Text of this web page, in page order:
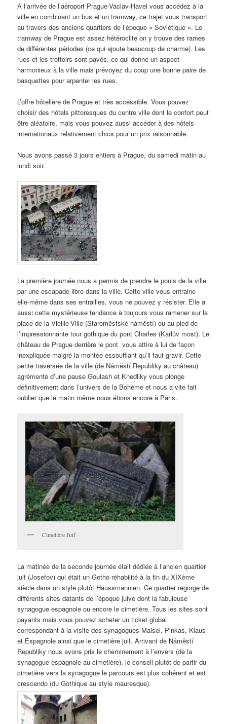
A l’arrivée de l’aéroport Prague-Václav-Havel vous accédez à la
ville en combinant un bus et un tramway, ce trajet vous transport
au travers des anciens quartiers de l’époque « Soviétique ». Le
tramway de Prague est assez hétéroclite on y trouve des rames
de différentes périodes (ce qui ajoute beaucoup de charme). Les
rues et les trottoirs sont pavés, ce qui donne un aspect
harmonieux à la ville mais prévoyez du coup une bonne paire de
basquettes pour arpenter les rues.
L’offre hôtelière de Prague et très accessible. Vous pouvez
choisir des hôtels pittoresques du centre ville dont le confort peut
être aléatoire, mais vous pouvez aussi accéder à des hôtels
internationaux relativement chics pour un prix raisonnable.
Nous avons passé 3 jours entiers à Prague, du samedi matin au
lundi soir.
La première journée nous a permis de prendre le pouls de la ville
par une escapade libre dans la ville. Cette ville vous entraine
elle-même dans ses entrailles, vous ne pouvez y résister. Elle a
aussi cette mystérieuse tendance à toujours vous ramener sur la
place de la Vieille-Ville (Staroměstské náměstí) ou au pied de
l’impressionnante tour gothique du pont Charles (Karlův most). Le
château de Prague derrière le pont vous attire à lui de façon
inexpliquée malgré la montée essoufflant qu’il faut gravir. Cette
petite traversée de la ville (de Náměstí Republiky au château)
agrémenté d’une pause Goulash et Knedliky vous plonge
définitivement dans l’univers de la Bohème et nous a vite fait
oublier que le matin même nous étions encore à Paris.
Cimetière Juif
La matinée de la seconde journée était dédiée à l’ancien quartier
juif (Josefov) qui était un Getho réhabilité à la fin du XIXème
siècle dans un style plutôt Haussmannien. Ce quartier regorge de
différents sites datants de l’époque juive dont la fabuleuse
synagogue espagnole ou encore le cimetière. Tous les sites sont
payants mais vous pouvez acheter un ticket global
correspondant à la visite des synagogues Maisel, Pinkas, Klaus
et Espagnole ainsi que le cimetière juif. Arrivant de Náměstí
Republiky nous avons pris le cheminement à l’envers (de la
synagogue espagnole au cimetière), je conseil plutôt de partir du
cimetière vers la synagogue le parcours est plus cohérent et est
crescendo (du Gothique au style mauresque).